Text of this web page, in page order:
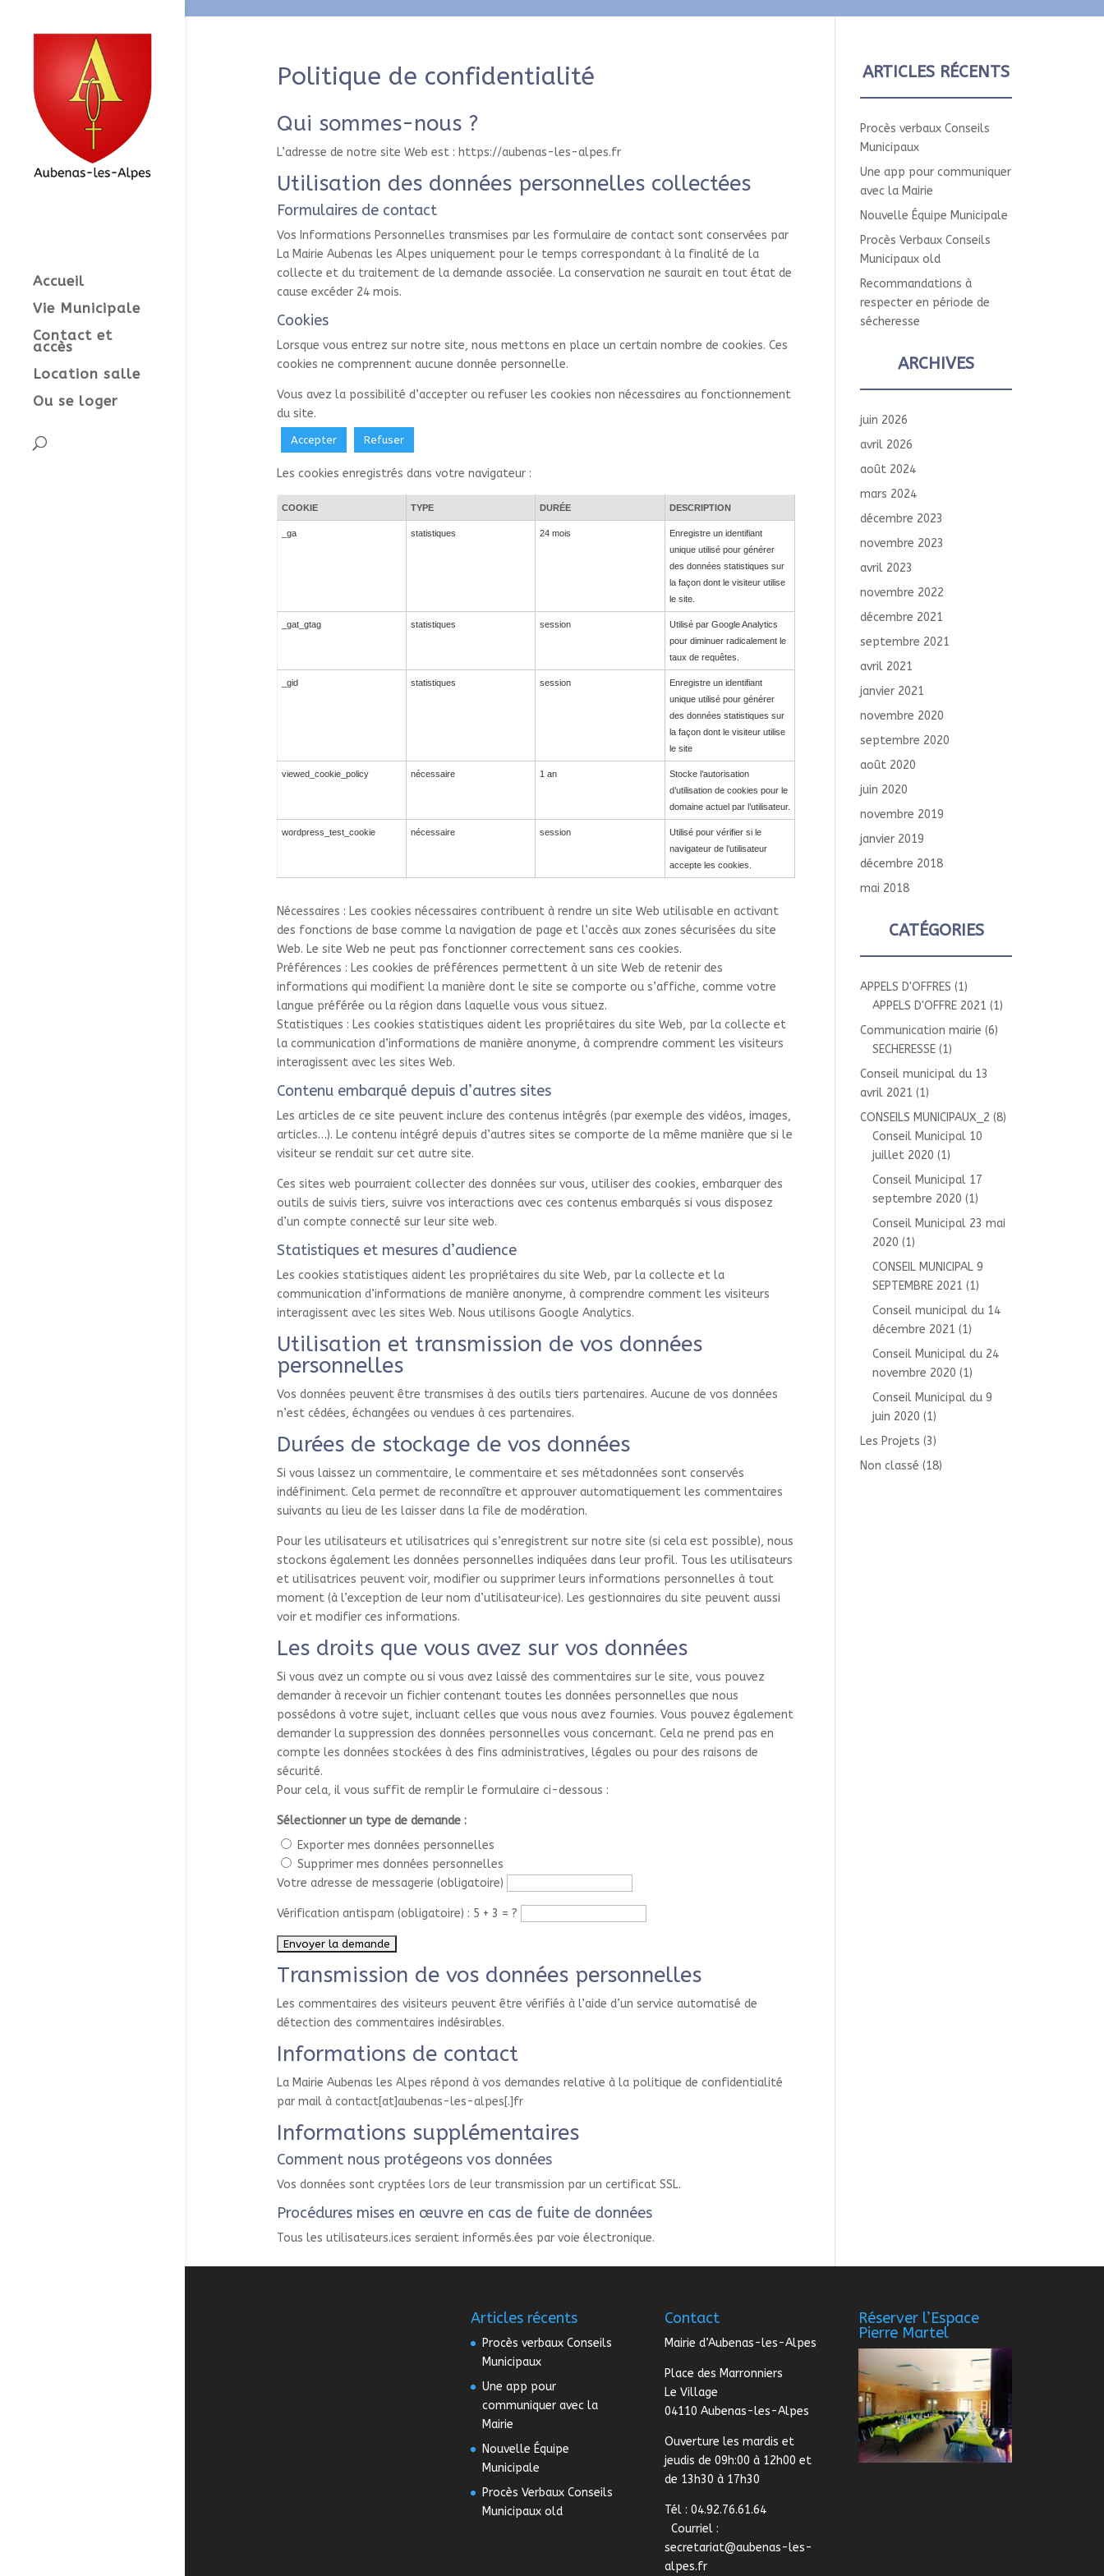
Accueil
Vie Municipale
Contact et
accès
Location salle
Ou se loger
Politique de confidentialité
Qui sommes-nous ?
L’adresse de notre site Web est : https://aubenas-les-alpes.fr
Utilisation des données personnelles collectées
Formulaires de contact
Vos Informations Personnelles transmises par les formulaire de contact sont conservées par
La Mairie Aubenas les Alpes uniquement pour le temps correspondant à la finalité de la
collecte et du traitement de la demande associée. La conservation ne saurait en tout état de
cause excéder 24 mois.
Cookies
Lorsque vous entrez sur notre site, nous mettons en place un certain nombre de cookies. Ces
cookies ne comprennent aucune donnée personnelle.
Vous avez la possibilité d’accepter ou refuser les cookies non nécessaires au fonctionnement
du site.
Accepter Refuser
Les cookies enregistrés dans votre navigateur :
COOKIE TYPE DURÉE DESCRIPTION
_ga statistiques 24 mois
Enregistre un identifiant
unique utilisé pour générer
des données statistiques sur
la façon dont le visiteur utilise
le site.
_gat_gtag statistiques session
Utilisé par Google Analytics
pour diminuer radicalement le
taux de requêtes.
_gid statistiques session
Enregistre un identifiant
unique utilisé pour générer
des données statistiques sur
la façon dont le visiteur utilise
le site
viewed_cookie_policy nécessaire 1 an
Stocke l’autorisation
d’utilisation de cookies pour le
domaine actuel par l’utilisateur.
wordpress_test_cookie nécessaire session
Utilisé pour vérifier si le
navigateur de l’utilisateur
accepte les cookies.
Nécessaires : Les cookies nécessaires contribuent à rendre un site Web utilisable en activant
des fonctions de base comme la navigation de page et l’accès aux zones sécurisées du site
Web. Le site Web ne peut pas fonctionner correctement sans ces cookies.
Préférences : Les cookies de préférences permettent à un site Web de retenir des
informations qui modifient la manière dont le site se comporte ou s’affiche, comme votre
langue préférée ou la région dans laquelle vous vous situez.
Statistiques : Les cookies statistiques aident les propriétaires du site Web, par la collecte et
la communication d’informations de manière anonyme, à comprendre comment les visiteurs
interagissent avec les sites Web.
Contenu embarqué depuis d’autres sites
Les articles de ce site peuvent inclure des contenus intégrés (par exemple des vidéos, images,
articles…). Le contenu intégré depuis d’autres sites se comporte de la même manière que si le
visiteur se rendait sur cet autre site.
Ces sites web pourraient collecter des données sur vous, utiliser des cookies, embarquer des
outils de suivis tiers, suivre vos interactions avec ces contenus embarqués si vous disposez
d’un compte connecté sur leur site web.
Statistiques et mesures d’audience
Les cookies statistiques aident les propriétaires du site Web, par la collecte et la
communication d’informations de manière anonyme, à comprendre comment les visiteurs
interagissent avec les sites Web. Nous utilisons Google Analytics.
Utilisation et transmission de vos données
personnelles
Vos données peuvent être transmises à des outils tiers partenaires. Aucune de vos données
n’est cédées, échangées ou vendues à ces partenaires.
Durées de stockage de vos données
Si vous laissez un commentaire, le commentaire et ses métadonnées sont conservés
indéfiniment. Cela permet de reconnaître et approuver automatiquement les commentaires
suivants au lieu de les laisser dans la file de modération.
Pour les utilisateurs et utilisatrices qui s’enregistrent sur notre site (si cela est possible), nous
stockons également les données personnelles indiquées dans leur profil. Tous les utilisateurs
et utilisatrices peuvent voir, modifier ou supprimer leurs informations personnelles à tout
moment (à l’exception de leur nom d’utilisateur·ice). Les gestionnaires du site peuvent aussi
voir et modifier ces informations.
Les droits que vous avez sur vos données
Si vous avez un compte ou si vous avez laissé des commentaires sur le site, vous pouvez
demander à recevoir un fichier contenant toutes les données personnelles que nous
possédons à votre sujet, incluant celles que vous nous avez fournies. Vous pouvez également
demander la suppression des données personnelles vous concernant. Cela ne prend pas en
compte les données stockées à des fins administratives, légales ou pour des raisons de
sécurité.
Pour cela, il vous suffit de remplir le formulaire ci-dessous :
Sélectionner un type de demande :
Exporter mes données personnelles
Supprimer mes données personnelles
Votre adresse de messagerie (obligatoire)
Vérification antispam (obligatoire) : 5 + 3 = ?
Transmission de vos données personnelles
Les commentaires des visiteurs peuvent être vérifiés à l’aide d’un service automatisé de
détection des commentaires indésirables.
Informations de contact
La Mairie Aubenas les Alpes répond à vos demandes relative à la politique de confidentialité
par mail à contact[at]aubenas-les-alpes[.]fr
Informations supplémentaires
Comment nous protégeons vos données
Vos données sont cryptées lors de leur transmission par un certificat SSL.
Procédures mises en œuvre en cas de fuite de données
Tous les utilisateurs.ices seraient informés.ées par voie électronique.
ARTICLES RÉCENTS
Procès verbaux Conseils
Municipaux
Une app pour communiquer
avec la Mairie
Nouvelle Équipe Municipale
Procès Verbaux Conseils
Municipaux old
Recommandations à
respecter en période de
sécheresse
ARCHIVES
juin 2026
avril 2026
août 2024
mars 2024
décembre 2023
novembre 2023
avril 2023
novembre 2022
décembre 2021
septembre 2021
avril 2021
janvier 2021
novembre 2020
septembre 2020
août 2020
juin 2020
novembre 2019
janvier 2019
décembre 2018
mai 2018
CATÉGORIES
APPELS D'OFFRES (1)
APPELS D'OFFRE 2021 (1)
Communication mairie (6)
SECHERESSE (1)
Conseil municipal du 13
avril 2021 (1)
CONSEILS MUNICIPAUX_2 (8)
Conseil Municipal 10
juillet 2020 (1)
Conseil Municipal 17
septembre 2020 (1)
Conseil Municipal 23 mai
2020 (1)
CONSEIL MUNICIPAL 9
SEPTEMBRE 2021 (1)
Conseil municipal du 14
décembre 2021 (1)
Conseil Municipal du 24
novembre 2020 (1)
Conseil Municipal du 9
juin 2020 (1)
Les Projets (3)
Non classé (18)
Articles récents
Procès verbaux Conseils
Municipaux
Une app pour
communiquer avec la
Mairie
Nouvelle Équipe
Municipale
Procès Verbaux Conseils
Municipaux old
Contact
Mairie d’Aubenas-les-Alpes
Place des Marronniers
Le Village
04110 Aubenas-les-Alpes
Ouverture les mardis et
jeudis de 09h:00 à 12h00 et
de 13h30 à 17h30
Tél : 04.92.76.61.64
Courriel :
secretariat@aubenas-les-
alpes.fr
Réserver l’Espace
Pierre Martel